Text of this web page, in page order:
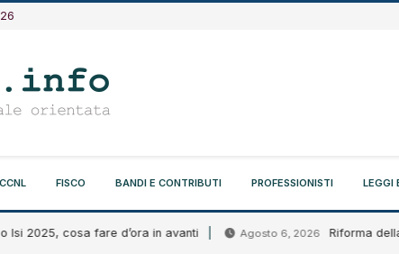
CCNL FISCO BANDI E CONTRIBUTI PROFESSIONISTI LEGGI
cosa fare d’ora in avanti Agosto 6, 2026 Riforma della